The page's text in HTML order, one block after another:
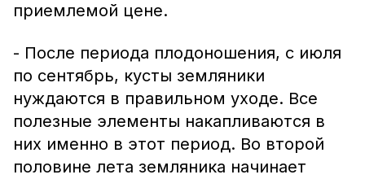
приемлемой цене.
- После периода плодоношения, с июля
по сентябрь, кусты земляники
нуждаются в правильном уходе. Все
полезные элементы накапливаются в
них именно в этот период. Во второй
половине лета земляника начинает